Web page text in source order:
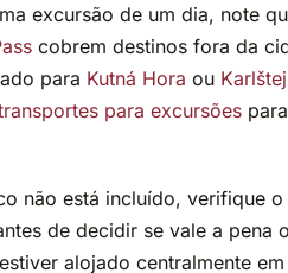
excursão de um dia, note
cobrem destinos fora da
para Kutná Hora ou
para excursões
não está incluído, verifique o
de decidir se vale a pena
alojado centralmente